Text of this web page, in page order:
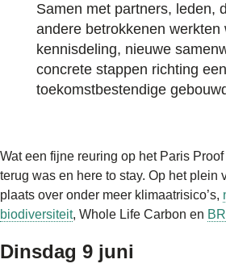
Samen met partners, leden,
andere betrokkenen werkten
kennisdeling, nieuwe
concrete stappen richting een
toekomstbestendige
Wat een fijne reuring op het Paris
terug was en here to stay. Op het plein
plaats over onder meer klimaatrisico’s,
biodiversiteit, Whole Life Carbon en
Dinsdag 9 juni